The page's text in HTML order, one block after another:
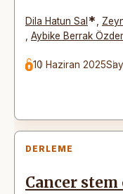
Dila Hatun Sal *
Aybike Berrak
10 Haziran 2025
DERLEME
Cancer